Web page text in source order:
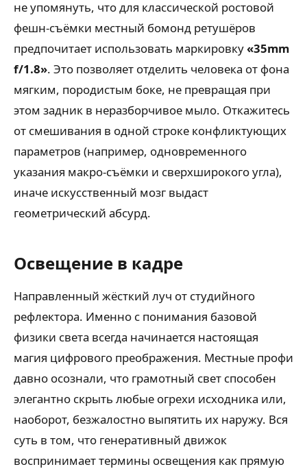
не упомянуть, что для классической ростовой
фешн-съёмки местный бомонд ретушёров
предпочитает использовать маркировку«35mm
f/1.8». Это позволяет отделить человека от фона
мягким, породистым боке, не превращая при
этом задник в неразборчивое мыло. Откажитесь
от смешивания в одной строке конфликтующих
параметров (например, одновременного
указания макро-съёмки и сверхширокого угла),
иначе искусственный мозг выдаст
геометрический абсурд.
Освещение в кадре
Направленный жёсткий луч от студийного
рефлектора. Именно с понимания базовой
физики света всегда начинается настоящая
магия цифрового преображения. Местные профи
давно осознали, что грамотный свет способен
элегантно скрыть любые огрехи исходника или,
наоборот, безжалостно выпятить их наружу. Вся
суть в том, что генеративный движок
воспринимает термины освещения как прямую